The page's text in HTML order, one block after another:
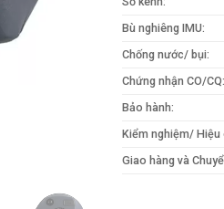
Bù nghiêng IMU:
Chống nước/ bụi:
Chứng nhận CO/CQ:
Bảo hành:
Kiểm nghiệm/ Hiệu
Giao hàng và